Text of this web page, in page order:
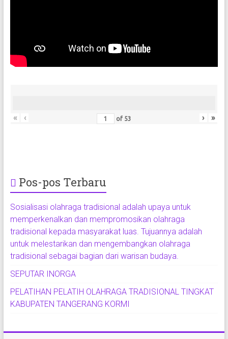
« ‹ of 53 › »
Pos-pos Terbaru
Sosialisasi olahraga tradisional adalah upaya untuk
memperkenalkan dan mempromosikan olahraga
tradisional kepada masyarakat luas. Tujuannya adalah
untuk melestarikan dan mengembangkan olahraga
tradisional sebagai bagian dari warisan budaya.
SEPUTAR INORGA
PELATIHAN PELATIH OLAHRAGA TRADISIONAL TINGKAT
KABUPATEN TANGERANG KORMI